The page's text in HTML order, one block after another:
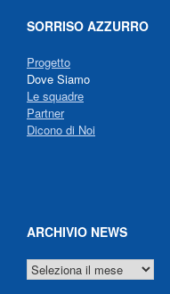
SORRISO AZZURRO
Progetto
Dove Siamo
Le squadre
Partner
Dicono di Noi
ARCHIVIO NEWS
ARCHIVIO
NEWS